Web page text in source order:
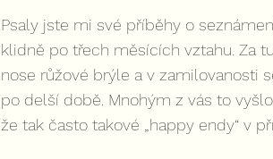
Psaly jste mi své příběhy o
klidně po třech měsících vztahu. Za
nose růžové brýle a v zamilovanosti
po delší době. Mnohým z vás to
že tak často takové „happy endy“ v